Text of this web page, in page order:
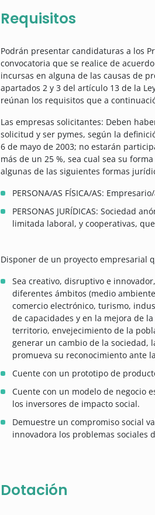
Requisitos
Podrán presentar candidaturas a los
convocatoria que se realice de
incursas en alguna de las causas de
apartados 2 y 3 del artículo 13 de la
reúnan los requisitos que a
Las empresas solicitantes: Deben
solicitud y ser pymes, según la
6 de mayo de 2003; no estarán
más de un 25 %, sea cual sea su
algunas de las siguientes formas
PERSONA/AS FÍSICA/AS:
PERSONAS JURÍDICAS: Sociedad
limitada laboral, y cooperativas,
Disponer de un proyecto empresarial
Sea creativo, disruptivo e
diferentes ámbitos (medio
comercio electrónico, turismo,
de capacidades y en la mejora de
territorio, envejecimiento de la
generar un cambio de la sociedad,
promueva su reconocimiento ante
Cuente con un prototipo de
Cuente con un modelo de negocio
los inversores de impacto social.
Demuestre un compromiso social
innovadora los problemas sociales
Dotación